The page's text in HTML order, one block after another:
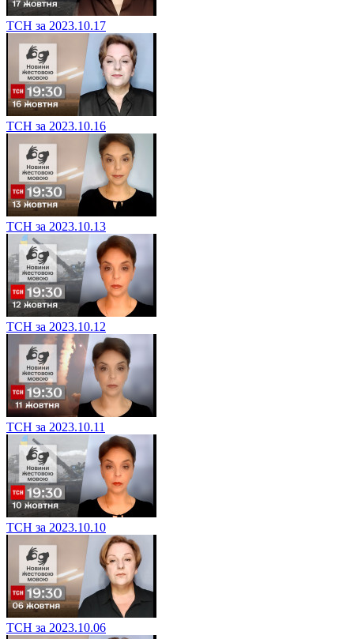
ТСН за 2023.10.17
ТСН за 2023.10.16
ТСН за 2023.10.13
ТСН за 2023.10.12
ТСН за 2023.10.11
ТСН за 2023.10.10
ТСН за 2023.10.06